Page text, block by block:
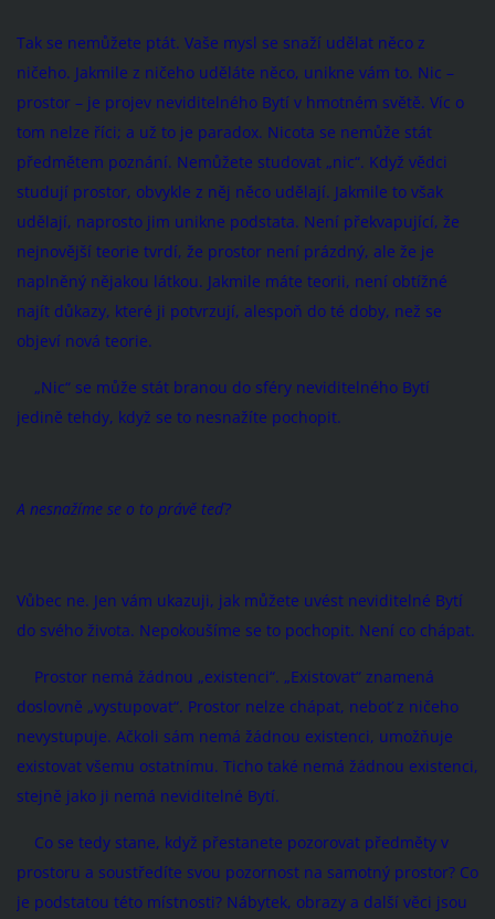
Tak se nemůžete ptát. Vaše mysl se snaží udělat něco z
ničeho. Jakmile z ničeho uděláte něco, unikne vám to. Nic –
prostor – je projev neviditelného Bytí v hmotném světě. Víc o
tom nelze říci; a už to je paradox. Nicota se nemůže stát
předmětem poznání. Nemůžete studovat „nic“. Když vědci
studují prostor, obvykle z něj něco udělají. Jakmile to však
udělají, naprosto jim unikne podstata. Není překvapující, že
nejnovější teorie tvrdí, že prostor není prázdný, ale že je
naplněný nějakou látkou. Jakmile máte teorii, není obtížné
najít důkazy, které ji potvrzují, alespoň do té doby, než se
objeví nová teorie.
„Nic“ se může stát branou do sféry neviditelného Bytí
jedině tehdy, když se to nesnažíte pochopit.
A nesnažíme se o to právě teď?
Vůbec ne. Jen vám ukazuji, jak můžete uvést neviditelné Bytí
do svého života. Nepokoušíme se to pochopit. Není co chápat.
Prostor nemá žádnou „existenci“. „Existovat“ znamená
doslovně „vystupovat“. Prostor nelze chápat, neboť z ničeho
nevystupuje. Ačkoli sám nemá žádnou existenci, umožňuje
existovat všemu ostatnímu. Ticho také nemá žádnou existenci,
stejně jako ji nemá neviditelné Bytí.
Co se tedy stane, když přestanete pozorovat předměty v
prostoru a soustředíte svou pozornost na samotný prostor? Co
je podstatou této místnosti? Nábytek, obrazy a další věci jsou